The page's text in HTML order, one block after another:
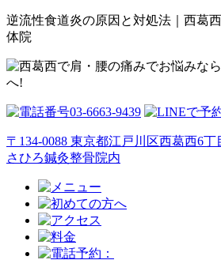
逆流性食道炎の原因と対処法｜西葛
体院
〒134-0088 東京都江戸川区西葛西6
さひろ鍼灸整骨院内